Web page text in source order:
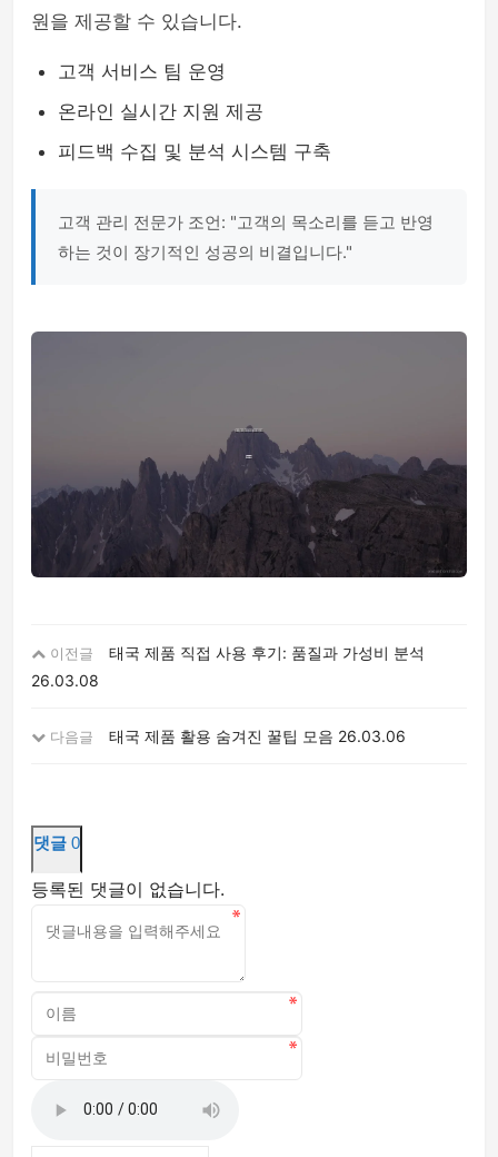
원을 제공할 수 있습니다.
고객 서비스 팀 운영
온라인 실시간 지원 제공
피드백 수집 및 분석 시스템 구축
고객 관리 전문가 조언: "고객의 목소리를 듣고 반영
하는 것이 장기적인 성공의 비결입니다."
이전글
태국 제품 직접 사용 후기: 품질과 가성비 분석
26.03.08
다음글 태국 제품 활용 숨겨진 꿀팁 모음 26.03.06
댓글 0
등록된 댓글이 없습니다.